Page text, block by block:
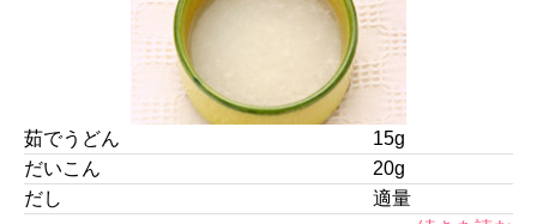
茹でうどん
15g
だいこん
20g
だし
適量